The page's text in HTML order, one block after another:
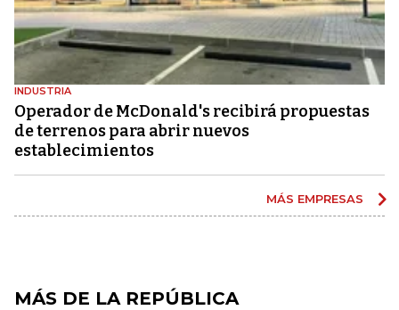
INDUSTRIA
Operador de McDonald's recibirá propuestas
de terrenos para abrir nuevos
establecimientos
MÁS EMPRESAS
MÁS DE LA REPÚBLICA